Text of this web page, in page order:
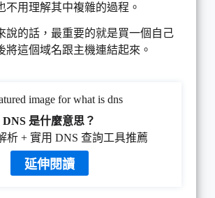
不用理解其中複雜的過程。
說的話，最重要的就是買一個自己
將這個域名跟主機連結起來。
DNS 是什麼意思？
析 + 實用 DNS 查詢工具推薦
延伸閱讀